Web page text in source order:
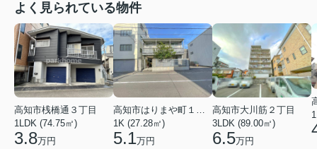
よく見られている物件
高知市桟橋通３丁目
1LDK (74.75㎡)
3.8万円
高知市はりまや町１丁目
1K (27.28㎡)
5.1万円
高知市大川筋２丁目
3LDK (89.00㎡)
6.5万円